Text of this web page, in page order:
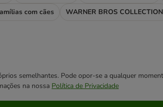
com cães WARNER BROS COLLECTION
semelhantes. Pode opor-se a qualquer
na nossa Política de Privacidade